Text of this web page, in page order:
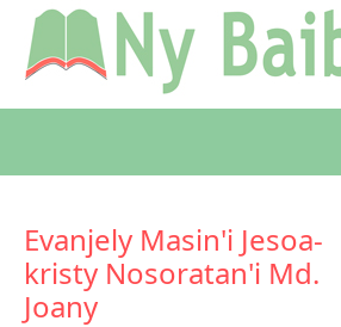
Evanjely Masin'i Jesoa-
kristy Nosoratan'i Md.
Joany